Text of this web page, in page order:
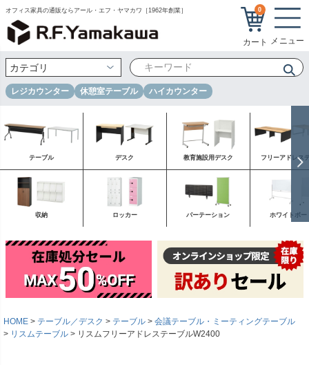
オフィス家具の通販ならアール・エフ・ヤマカワ［1962年創業］ 0
レジカウンター 休憩室テーブル ハイカウンター
テーブル デスク 教育施設用デスク フリーアドレス
収納 ロッカー パーテーション ホワイトボー
HOME テーブル／デスク テーブル
会議テーブル・ミーティングテーブル
リスムテーブル
リスムフリーアドレステーブルW2400